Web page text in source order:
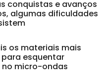
conquistas e avanços
algumas dificuldades
os materiais mais
esquentar
micro-ondas